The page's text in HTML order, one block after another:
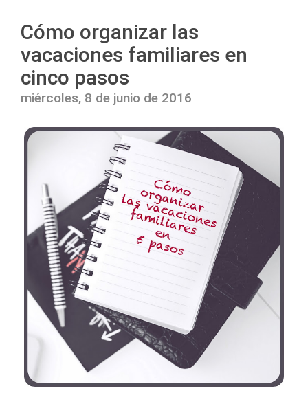
Cómo organizar las
vacaciones familiares en
cinco pasos
miércoles, 8 de junio de 2016